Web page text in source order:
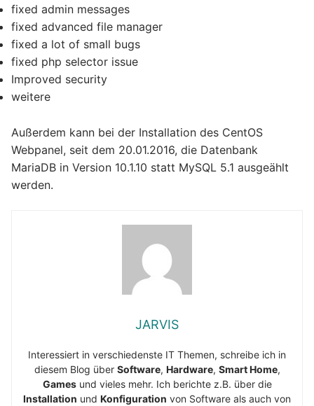
fixed admin messages
fixed advanced file manager
fixed a lot of small bugs
fixed php selector issue
Improved security
weitere
Außerdem kann bei der Installation des CentOS
Webpanel, seit dem 20.01.2016, die Datenbank
MariaDB in Version 10.1.10 statt MySQL 5.1 ausgeählt
werden.
JARVIS
Interessiert in verschiedenste IT Themen, schreibe ich in
diesem Blog über Software, Hardware, Smart Home,
Gamesund vieles mehr. Ich berichte z.B. über die
Installation und Konfiguration von Software als auch von